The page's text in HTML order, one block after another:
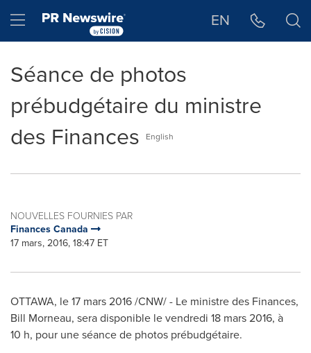
Hamburger menu EN
Séance de photos
prébudgétaire du ministre
des Finances
English
NOUVELLES FOURNIES PAR
Finances Canada
17 mars, 2016, 18:47 ET
OTTAWA, le 17 mars 2016 /CNW/ - Le ministre des Finances,
Bill Morneau, sera disponible le vendredi 18 mars 2016, à
10 h, pour une séance de photos prébudgétaire.